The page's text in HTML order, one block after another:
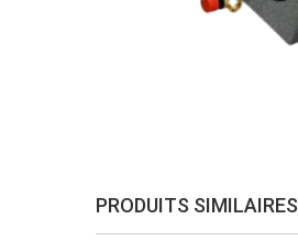
PRODUITS SIMILAIRES